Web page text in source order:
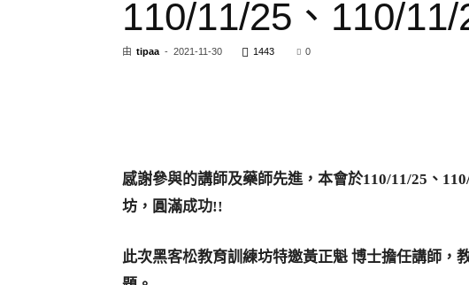
110/11/25、110/11/26黑客
由 tipaa - 2021-11-30 1443
感謝參與的講師及藥師先進，本會於110/11/25、
坊，圓滿成功!!
此次黑客松教育訓練坊特邀黃正魁 博士擔任講師，